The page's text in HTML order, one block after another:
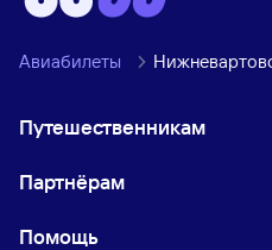
Авиабилеты
Путешественникам
Партнёрам
Помощь